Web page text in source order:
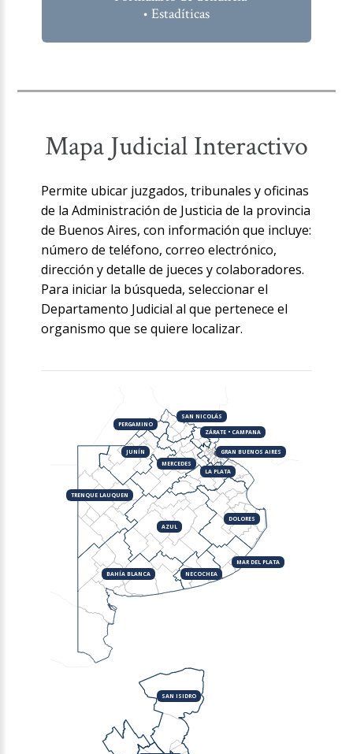
• Estadíticas
Mapa Judicial Interactivo
Permite ubicar juzgados, tribunales y oficinas
de la Administración de Justicia de la provincia
de Buenos Aires, con información que incluye:
número de teléfono, correo electrónico,
dirección y detalle de jueces y colaboradores.
Para iniciar la búsqueda, seleccionar el
Departamento Judicial al que pertenece el
organismo que se quiere localizar.
LA PLATA
MERCEDES
TRENQUE LAUQUEN
JUNÍN
PERGAMINO
SAN NICOLÁS
ZÁRATE • CAMPANA
AZUL
BAHÍA BLANCA
DOLORES
MAR DEL PLATA
NECOCHEA
GRAN BUENOS AIRES
SAN ISIDRO